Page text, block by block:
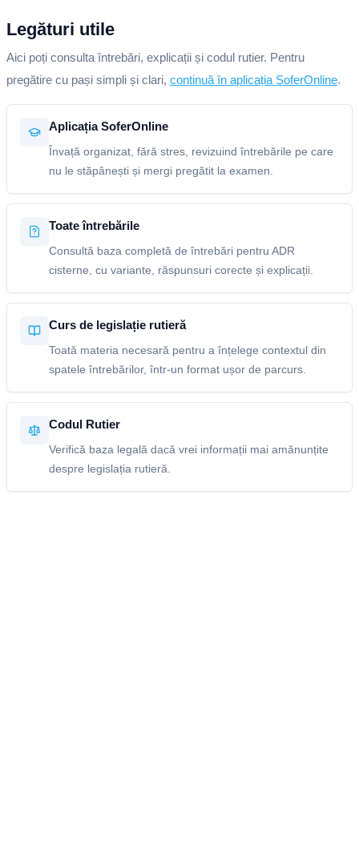
Legături utile
Aici poți consulta întrebări, explicații și codul rutier. Pentru
pregătire cu pași simpli și clari, continuă în aplicația SoferOnline.
Aplicația SoferOnline
Învață organizat, fără stres, revizuind întrebările pe care
nu le stăpânești și mergi pregătit la examen.
Toate întrebările
Consultă baza completă de întrebări pentru ADR
cisterne, cu variante, răspunsuri corecte și explicații.
Curs de legislație rutieră
Toată materia necesară pentru a înțelege contextul din
spatele întrebărilor, într-un format ușor de parcurs.
Codul Rutier
Verifică baza legală dacă vrei informații mai amănunțite
despre legislația rutieră.